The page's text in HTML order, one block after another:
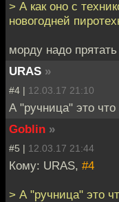
> А как оно с
новогодней
морду надо прятать
URAS »
#4 | 12.03.17 21:10
А "ручница" это что
Goblin »
#5 | 12.03.17 21:44
Кому: URAS, #4
> А "ручница" это